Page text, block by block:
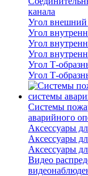
канала
Угол внешний
Угол
Угол
Угол
Угол Т-
Угол Т-
Системы
аварийного
Аксессуары
Аксессуары
Аксессуары
Видео